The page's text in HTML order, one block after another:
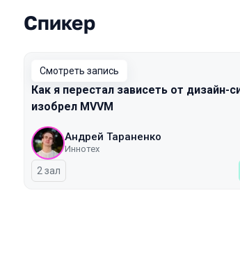
Выступления в сезоне
Спикер
Смотреть запись
Как я перестал зависеть от дизайн-
изобрел MVVM
Андрей Тараненко
Иннотех
2 зал